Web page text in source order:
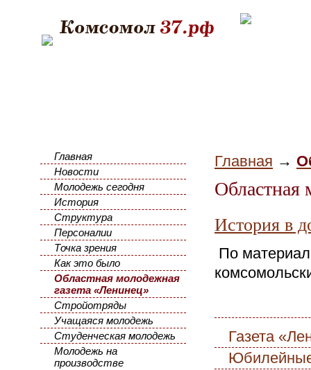
Главная
Новости
Молодежь сегодня
История
Структура
Персоналии
Точка зрения
Как это было
Областная молодежная
газета «Ленинец»
Стройотряды
Учащаяся молодежь
Студенческая молодежь
Молодежь на
производстве
Главная →
Областная
История в
По
Газета